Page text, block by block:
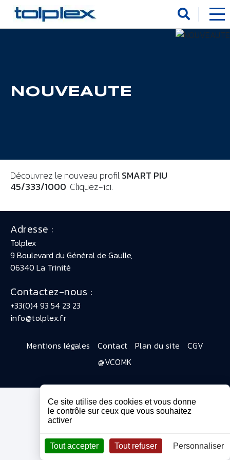
NOUVEAUTE
Découvrez le nouveau profilSMART PIU
45/333/1000. Cliquez-ici.
Adresse :
Tolplex
9 Boulevard du Général de Gaulle,
06340 La Trinité
Contactez-nous :
+33(0)4 93 54 23 23
info@tolplex.fr
Mentions légales Contact Plan du site
CGV
@VCOMK
Panneau de gestion des cookies
Ce site utilise des cookies et vous donne
le contrôle sur ceux que vous souhaitez
activer
Tout accepter Tout refuser Personnaliser